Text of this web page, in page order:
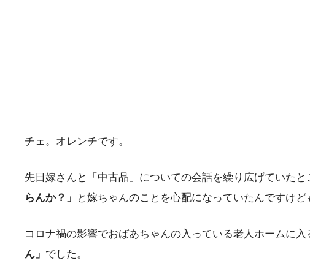
チェ。オレンチです。
先日嫁さんと「中古品」についての会話を繰り広げていたと
らんか？」
と嫁ちゃんのことを心配になっていたんですけど
コロナ禍の影響でおばあちゃんの入っている老人ホームに入
ん」 でした。